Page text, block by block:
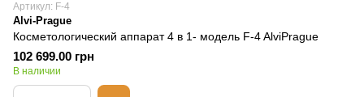
Артикул: F-4
Alvi-Prague
Косметологический аппарат 4 в 1- модель F-4 AlviPrague
102 699.00 грн
В наличии